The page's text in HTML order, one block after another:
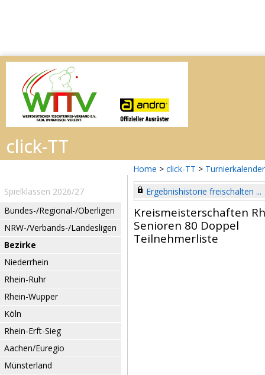
Home > click-TT > Turnierkalender
Spielklassen 2026/27
Bundes-/Regional-/Oberligen
NRW-/Verbands-/Landesligen
Bezirke
Niederrhein
Rhein-Ruhr
Rhein-Wupper
Köln
Rhein-Erft-Sieg
Aachen/Euregio
Münsterland
Ergebnishistorie freischalten ...
Kreismeisterschaften
Senioren 80 Doppel
Teilnehmerliste